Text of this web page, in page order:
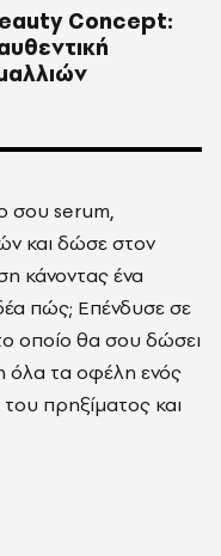
Concept:
σου serum,
και δώσε στον
κάνοντας ένα
πώς; Επένδυσε σε
οποίο θα σου δώσει
όλα τα οφέλη ενός
πρηξίματος και